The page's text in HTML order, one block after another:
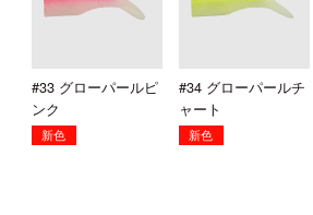
#33 グローパールピ
ンク
新色
#34 グローパールチ
ャート
新色